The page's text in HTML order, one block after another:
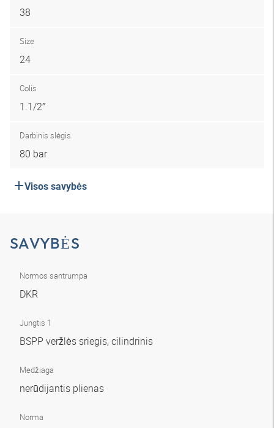
38
Size
24
Colis
1.1/2″
Darbinis slėgis
80 bar
Visos savybės
SAVYBĖS
Normos santrumpa
DKR
Jungtis 1
BSPP veržlės sriegis, cilindrinis
Medžiaga
nerūdijantis plienas
Norma